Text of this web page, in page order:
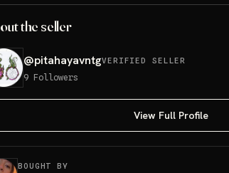
the seller
@pitahayavntgVERIFIED SELLER
9 Followers
View Full Profile
BOUGHT BY